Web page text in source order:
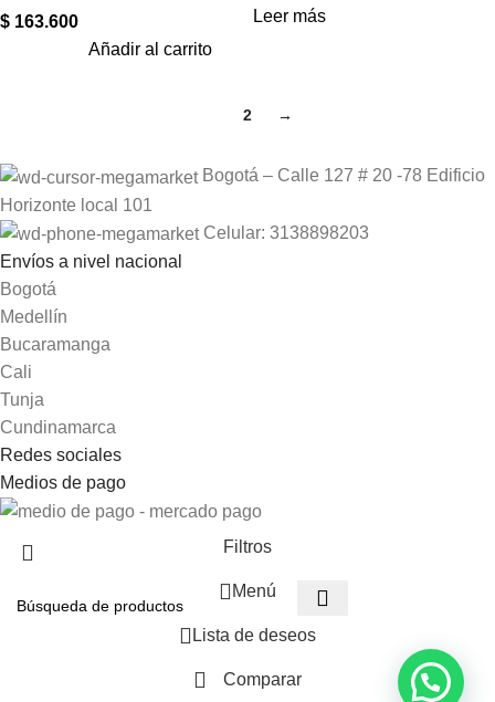
$ 163.600
Añadir al carrito
Leer más
2 →
Bogotá – Calle 127 # 20 -78 Edificio
Horizonte local 101
Celular: 3138898203
Envíos a nivel nacional
Bogotá
Medellín
Bucaramanga
Cali
Tunja
Cundinamarca
Redes sociales
Medios de pago
Filtros
Menú
Lista de deseos
Comparar